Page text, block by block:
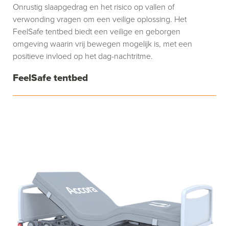
FeelSafe tentbed
Onrustig slaapgedrag en het risico op vallen of
verwonding vragen om een veilige oplossing. Het
FeelSafe tentbed biedt een veilige en geborgen
omgeving waarin vrij bewegen mogelijk is, met een
positieve invloed op het dag-nachtritme.